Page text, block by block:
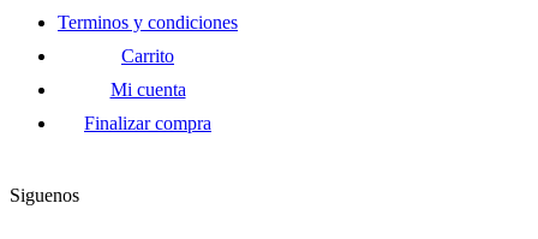
Terminos y condiciones
Carrito
Mi cuenta
Finalizar compra
Siguenos